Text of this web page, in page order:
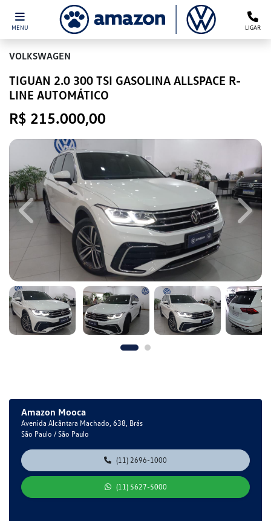
MENU LIGAR
VOLKSWAGEN
TIGUAN 2.0 300 TSI GASOLINA ALLSPACE R-
LINE AUTOMÁTICO
R$ 215.000,00
Previous Next
Amazon Mooca
Avenida Alcântara Machado, 638, Brás
São Paulo / São Paulo
(11) 2696-1000
(11) 5627-5000